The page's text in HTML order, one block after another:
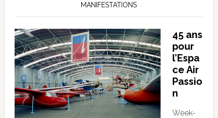
MANIFESTATIONS
45 ans
pour
l’Espa
ce Air
Passio
n
Week-